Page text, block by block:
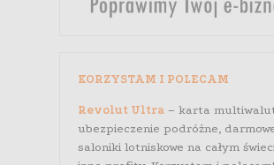
KORZYSTAM I POLECAM
Revolut Ultra– karta
ubezpieczenie podróżne,
saloniki lotniskowe na całym